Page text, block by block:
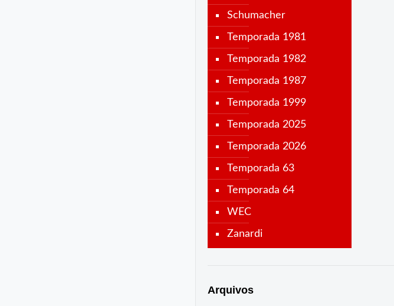
Schumacher
Temporada 1981
Temporada 1982
Temporada 1987
Temporada 1999
Temporada 2025
Temporada 2026
Temporada 63
Temporada 64
WEC
Zanardi
Arquivos